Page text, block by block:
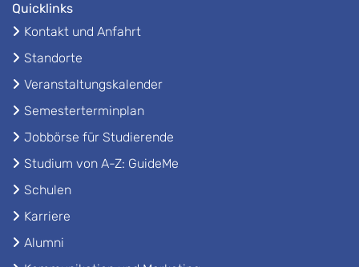
Quicklinks
Kontakt und Anfahrt
Standorte
Veranstaltungskalender
Semesterterminplan
Jobbörse für Studierende
Studium von A-Z: GuideMe
Schulen
Karriere
Alumni